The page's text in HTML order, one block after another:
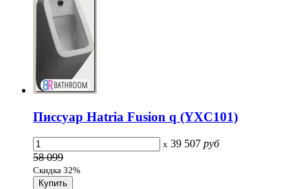
Писсуар Hatria Fusion q (YXC101)
x 39 507 руб
58 099
Скидка 32%